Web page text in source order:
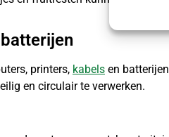
printers, kabels en
en circulair te verwerken.